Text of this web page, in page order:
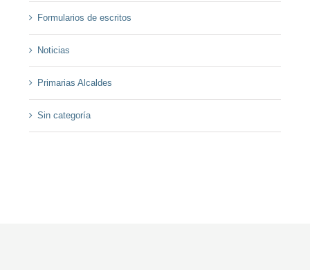
Formularios de escritos
Noticias
Primarias Alcaldes
Sin categoría